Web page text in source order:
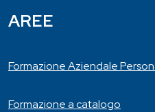
AREE
Formazione Aziendale
Formazione a catalogo